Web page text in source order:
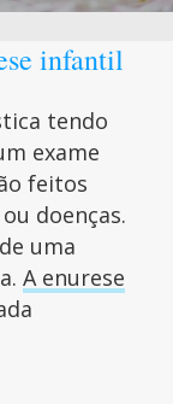
infantil
tendo
exame
feitos
doenças.
uma
A enurese